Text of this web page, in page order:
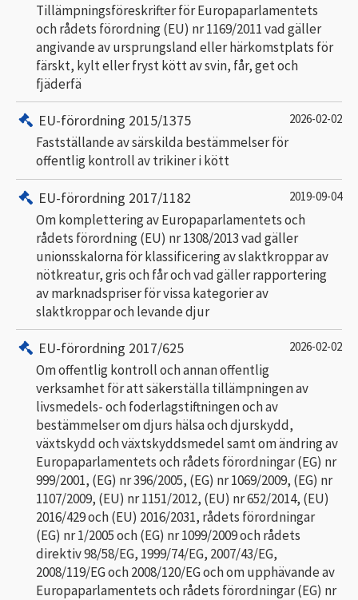
Tillämpningsföreskrifter för Europaparlamentets
och rådets förordning (EU) nr 1169/2011 vad gäller
angivande av ursprungsland eller härkomstplats för
färskt, kylt eller fryst kött av svin, får, get och
fjäderfä
EU-förordning 2015/1375 2026-02-02
Fastställande av särskilda bestämmelser för
offentlig kontroll av trikiner i kött
EU-förordning 2017/1182 2019-09-04
Om komplettering av Europaparlamentets och
rådets förordning (EU) nr 1308/2013 vad gäller
unionsskalorna för klassificering av slaktkroppar av
nötkreatur, gris och får och vad gäller rapportering
av marknadspriser för vissa kategorier av
slaktkroppar och levande djur
EU-förordning 2017/625 2026-02-02
Om offentlig kontroll och annan offentlig
verksamhet för att säkerställa tillämpningen av
livsmedels- och foderlagstiftningen och av
bestämmelser om djurs hälsa och djurskydd,
växtskydd och växtskyddsmedel samt om ändring av
Europaparlamentets och rådets förordningar (EG) nr
999/2001, (EG) nr 396/2005, (EG) nr 1069/2009, (EG) nr
1107/2009, (EU) nr 1151/2012, (EU) nr 652/2014, (EU)
2016/429 och (EU) 2016/2031, rådets förordningar
(EG) nr 1/2005 och (EG) nr 1099/2009 och rådets
direktiv 98/58/EG, 1999/74/EG, 2007/43/EG,
2008/119/EG och 2008/120/EG och om upphävande av
Europaparlamentets och rådets förordningar (EG) nr